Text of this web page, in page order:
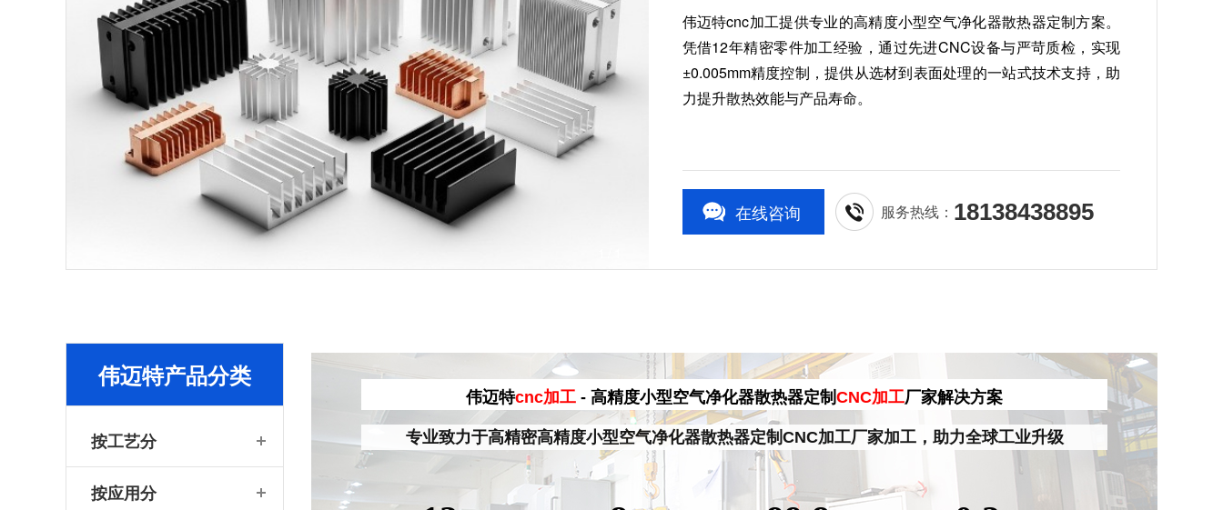
伟迈特cnc加工提供专业的高精度小型空气净化器散热器定制方案。
凭借12年精密零件加工经验，通过先进CNC设备与严苛质检，实现
±0.005mm精度控制，提供从选材到表面处理的一站式技术支持，助
力提升散热效能与产品寿命。
在线咨询 服务热线： 18138438895
伟迈特cnc加工 - 高精度小型空气净化器散热器定制 CNC加工厂家解决方案
专业致力于高精密高精度小型空气净化器散热器定制CNC加工厂家加工，助力全球工业升级
伟迈特产品分类
按工艺分
按应用分